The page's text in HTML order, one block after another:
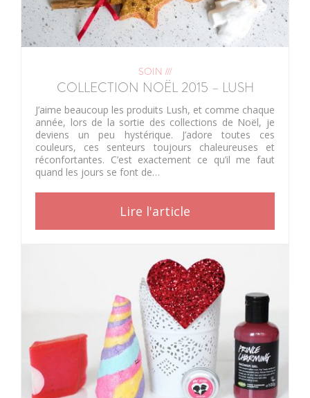
SOIN ///
COLLECTION NOËL 2015 – LUSH
J’aime beaucoup les produits Lush, et comme chaque
année, lors de la sortie des collections de Noël, je
deviens un peu hystérique. J’adore toutes ces
couleurs, ces senteurs toujours chaleureuses et
réconfortantes. C’est exactement ce qu’il me faut
quand les jours se font de…
Lire l'article